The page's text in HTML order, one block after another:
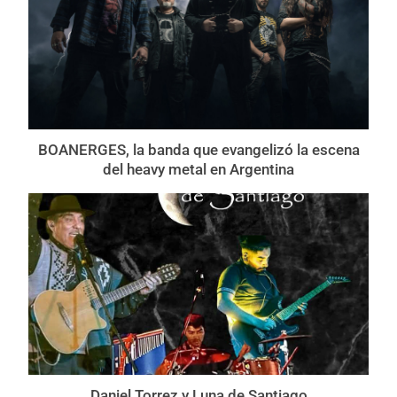
BOANERGES, la banda que evangelizó la escena
del heavy metal en Argentina